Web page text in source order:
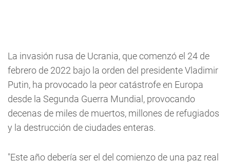
La invasión rusa de Ucrania, que comenzó el 24 de
febrero de 2022 bajo la orden del presidente Vladimir
Putin, ha provocado la peor catástrofe en Europa
desde la Segunda Guerra Mundial, provocando
decenas de miles de muertos, millones de refugiados
y la destrucción de ciudades enteras.
"Este año debería ser el del comienzo de una paz real